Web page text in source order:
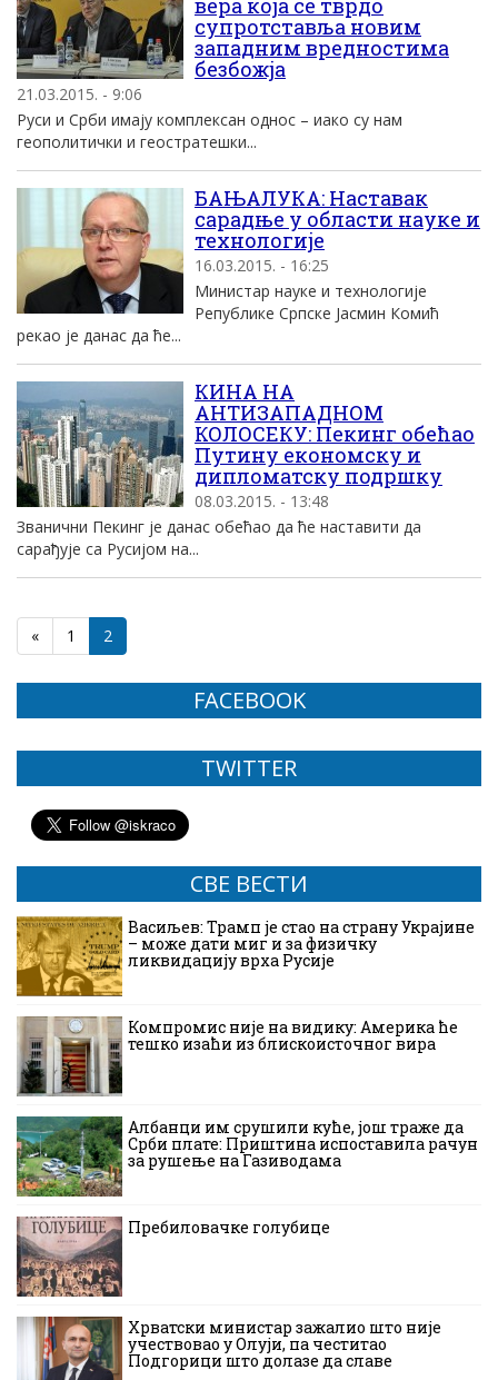
вера која се тврдо
супротставља новим
западним вредностима
безбожја
21.03.2015. - 9:06
Руси и Срби имају комплексан однос – иако су нам
геополитички и геостратешки...
БАЊАЛУКА: Наставак
сарадње у области науке и
технологије
16.03.2015. - 16:25
Министар науке и технологије
Републике Српске Јасмин Комић
рекао је данас да ће...
КИНА НА
АНТИЗАПАДНОМ
КОЛОСЕКУ: Пекинг обећао
Путину економску и
дипломатску подршку
08.03.2015. - 13:48
Званични Пекинг је данас обећао да ће наставити да
сарађује са Русијом на...
« 1 2
FACEBOOK
TWITTER
СВЕ ВЕСТИ
Васиљев: Трамп је стао на страну Украјине
– може дати миг и за физичку
ликвидацију врха Русије
Компромис није на видику: Америка ће
тешко изаћи из блискоисточног вира
Албанци им срушили куће, још траже да
Срби плате: Приштина испоставила рачун
за рушење на Газиводама
Пребиловачке голубице
Хрватски министар зажалио што није
учествовао у Олуји, па честитао
Подгорици што долазе да славе